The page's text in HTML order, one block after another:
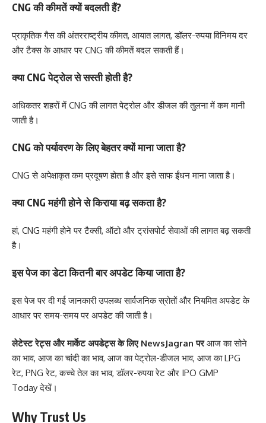
CNG की कीमतें क्यों बदलती हैं?
प्राकृतिक गैस की अंतरराष्ट्रीय कीमत, आयात लागत, डॉलर-रुपया विनिमय दर
और टैक्स के आधार पर CNG की कीमतें बदल सकती हैं।
क्या CNG पेट्रोल से सस्ती होती है?
अधिकतर शहरों में CNG की लागत पेट्रोल और डीजल की तुलना में कम मानी
जाती है।
CNG को पर्यावरण के लिए बेहतर क्यों माना जाता है?
CNG से अपेक्षाकृत कम प्रदूषण होता है और इसे साफ ईंधन माना जाता है।
क्या CNG महंगी होने से किराया बढ़ सकता है?
हां, CNG महंगी होने पर टैक्सी, ऑटो और ट्रांसपोर्ट सेवाओं की लागत बढ़ सकती
है।
इस पेज का डेटा कितनी बार अपडेट किया जाता है?
इस पेज पर दी गई जानकारी उपलब्ध सार्वजनिक स्रोतों और नियमित अपडेट के
आधार पर समय-समय पर अपडेट की जाती है।
लेटेस्ट रेट्स और मार्केट अपडेट्स के लिए NewsJagran पर आज का सोने
का भाव, आज का चांदी का भाव, आज का पेट्रोल-डीजल भाव, आज का LPG
रेट, PNG रेट,कच्चे तेल का भाव,डॉलर-रुपया रेट और IPO GMP
Todayदेखें।
Why Trust Us